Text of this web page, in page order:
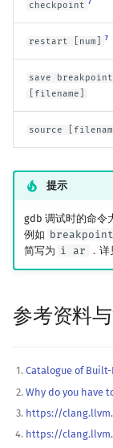
checkpoint 7
restart [num] 7
save
[filename]
source
提示
gdb 调试时的命令
例如 breakpoint
简写为 i ar ．详
参考资料
Catalogue of
Why do you have
https://
https://